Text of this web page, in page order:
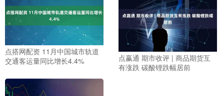
点搭网配资 11月中国城市轨道
交通客运量同比增长4.4%
点赢通 期市收评 | 商品期货互
有涨跌 碳酸锂跌幅居前